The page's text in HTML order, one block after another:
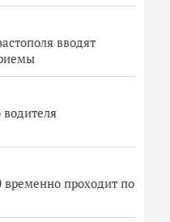
вводят
водителя
проходит по